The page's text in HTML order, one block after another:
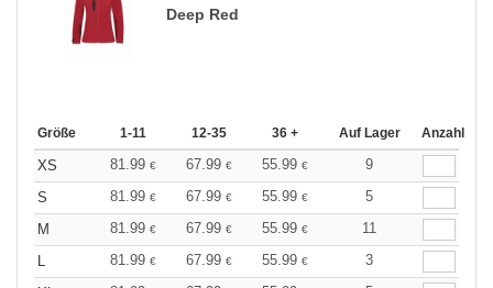
Deep Red
Größe 1-11 12-35 36 + Auf Lager Anzahl
XS 81.99 € 67.99 € 55.99 €
9
S
81.99 € 67.99 € 55.99 €
5
M
81.99 € 67.99 € 55.99 €
11
L
81.99 € 67.99 € 55.99 €
3